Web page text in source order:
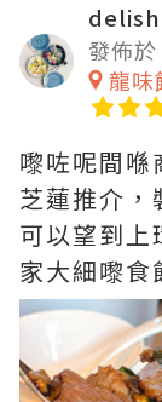
發佈
龍味
嚟咗呢間喺
芝蓮推介，
可以望到上
家大細嚟食